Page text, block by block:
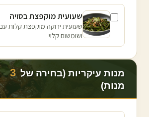
שעועית מוקפצת בסויה
שעועית ירוקה מוקפצת קלות
ושומשום קלוי
מנות עיקריות (בחירה של 3
מנות)